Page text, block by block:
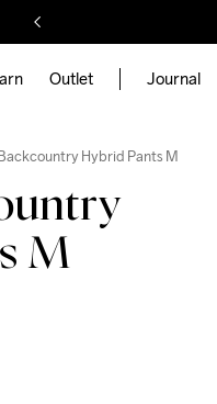
Outlet Journal
Hybrid Pants M
M